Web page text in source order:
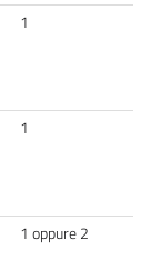
1
1
1 oppure 2